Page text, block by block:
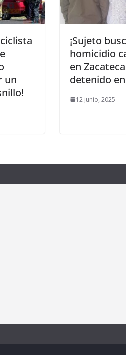
un
¡Sujeto
homicidio
en
detenido
12 junio, 2025